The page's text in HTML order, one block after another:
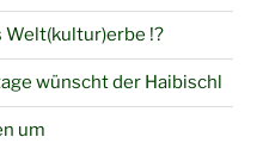
Welt(kultur)erbe !?
wünscht der Haibischl
um